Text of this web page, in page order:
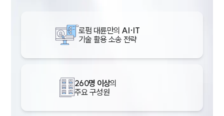
로펌 대륜만의 AI·IT
기술 활용 소송 전략
260명 이상의
주요 구성원